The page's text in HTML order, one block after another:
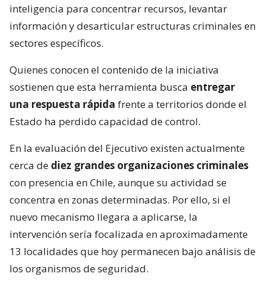
inteligencia para concentrar recursos, levantar
información y desarticular estructuras criminales en
sectores específicos.
Quienes conocen el contenido de la iniciativa
sostienen que esta herramienta busca entregar
una respuesta rápida frente a territorios donde el
Estado ha perdido capacidad de control.
En la evaluación del Ejecutivo existen actualmente
cerca de diez grandes organizaciones criminales
con presencia en Chile, aunque su actividad se
concentra en zonas determinadas. Por ello, si el
nuevo mecanismo llegara a aplicarse, la
intervención sería focalizada en aproximadamente
13 localidades que hoy permanecen bajo análisis de
los organismos de seguridad.